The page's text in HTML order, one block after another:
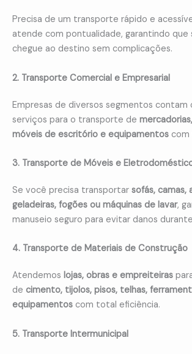
Precisa de um transporte rápido e
atende com pontualidade, garantindo que
chegue ao destino sem complicações.
2. Transporte Comercial e Empresarial
Empresas de diversos segmentos contam
serviços para o transporte de
móveis de escritório e equipamentos com
3. Transporte de Móveis e
Se você precisa transportar sofás, camas,
geladeiras, fogões ou máquinas de lavar,
manuseio seguro para evitar danos
4. Transporte de Materiais de Construção
Atendemos lojas, obras e empreiteiras
de cimento, tijolos, pisos, telhas,
equipamentos com total eficiência.
5. Transporte Intermunicipal